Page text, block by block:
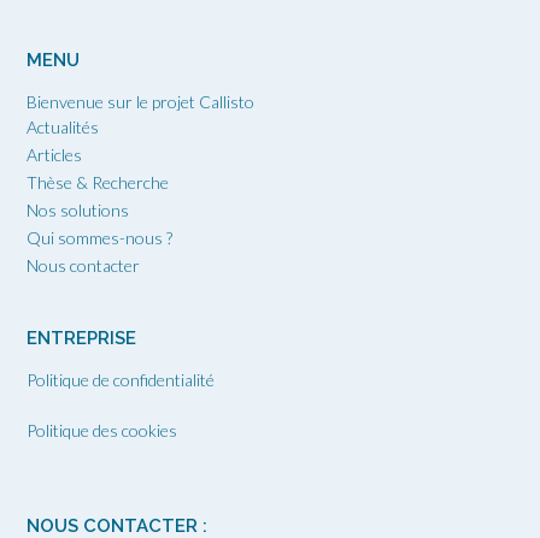
MENU
Bienvenue sur le projet Callisto
Actualités
Articles
Thèse & Recherche
Nos solutions
Qui sommes-nous ?
Nous contacter
ENTREPRISE
Politique de confidentialité
Politique des cookies
NOUS CONTACTER :